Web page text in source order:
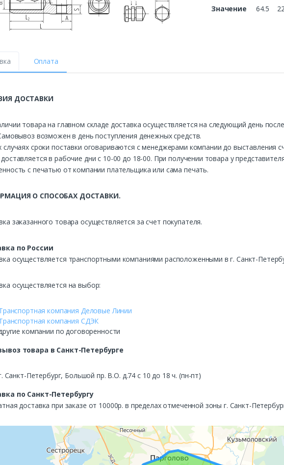
Значение
64.5
Оплата
ДОСТАВКИ
товара на главном складе доставка осуществляется на следующий день
возможен в день поступления денежных средств.
случаях сроки поставки оговариваются с менеджерами компании до выставления
в рабочие дни с 10-00 до 18-00. При получении товара у
с печатью от компании плательщика или сама печать.
О СПОСОБАХ ДОСТАВКИ.
заказанного товара осуществляется за счет покупателя.
по России
осуществляется транспортными компаниями расположенными в г. Санкт-
осуществляется на выбор:
компания Деловые Линии
компания СДЭК
компании по договоренности
товара в Санкт-Петербурге
Санкт-Петербург, Большой пр. В.О. д.74 с 10 до 18 ч. (пн-пт)
по Санкт-Петербургу
доставка при заказе от 10000р. в пределах отмеченной зоны г. Санкт-